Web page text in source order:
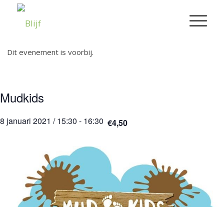
Dit evenement is voorbij.
Mudkids
8 januari 2021 / 15:30 - 16:30 €4,50